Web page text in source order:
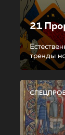
21
тренды